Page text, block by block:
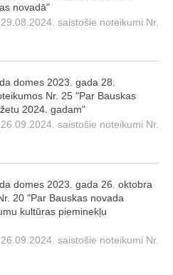
novadā"
saistošie noteikumi Nr.
domes 2023. gada 28.
Nr. 25 "Par Bauskas
2024. gadam"
saistošie noteikumi Nr.
domes 2023. gada 26. oktobra
20 "Par Bauskas novada
kultūras pieminekļu
saistošie noteikumi Nr.